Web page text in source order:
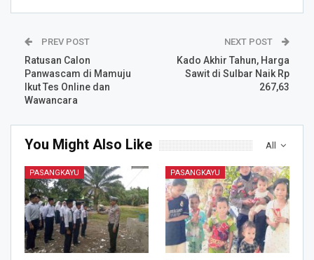
PREV POST
Ratusan Calon
Panwascam di Mamuju
Ikut Tes Online dan
Wawancara
NEXT POST
Kado Akhir Tahun, Harga
Sawit di Sulbar Naik Rp
267,63
All
You Might Also Like
PASANGKAYU PASANGKAYU